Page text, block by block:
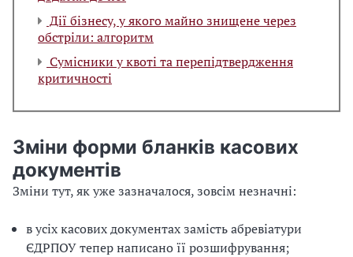
Дії бізнесу, у якого майно знищене через
обстріли: алгоритм
Сумісники у квоті та перепідтвердження
критичності
Зміни форми бланків касових
документів
Зміни тут, як уже зазначалося, зовсім незначні:
в усіх касових документах замість абревіатури
ЄДРПОУ тепер написано її розшифрування;